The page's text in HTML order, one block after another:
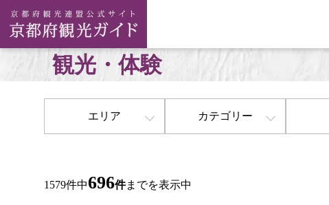
観光・体験
エリア カテゴリー
1579件中696件までを表示中